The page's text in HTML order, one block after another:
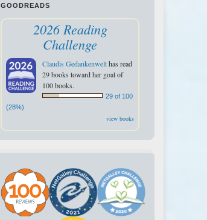
GOODREADS
2026 Reading
Challenge
Claudis Gedankenwelthas read
29 books toward her goal of
100 books.
29 of 100
(28%)
view books